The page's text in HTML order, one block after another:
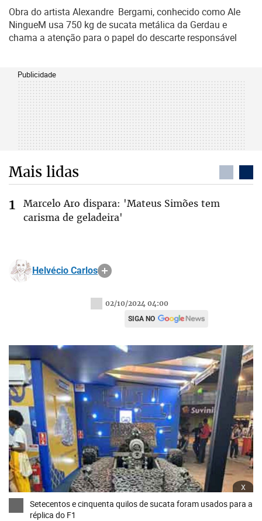
Obra do artista Alexandre Bergami, conhecido como Ale
NingueM usa 750 kg de sucata metálica da Gerdau e
chama a atenção para o papel do descarte responsável
Publicidade
Mais lidas
Marcelo Aro dispara: 'Mateus Simões tem
carisma de geladeira'
Helvécio Carlos
02/10/2024 04:00
SIGA NO
x
Setecentos e cinquenta quilos de sucata foram usados para a
réplica do F1